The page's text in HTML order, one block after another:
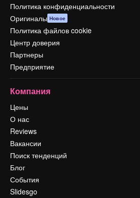
Политика конфиденциальности
Оригиналы Новое
Политика файлов cookie
Центр доверия
Партнеры
Предприятие
Компания
Цены
О нас
Reviews
Вакансии
Поиск тенденций
Блог
События
Slidesgo